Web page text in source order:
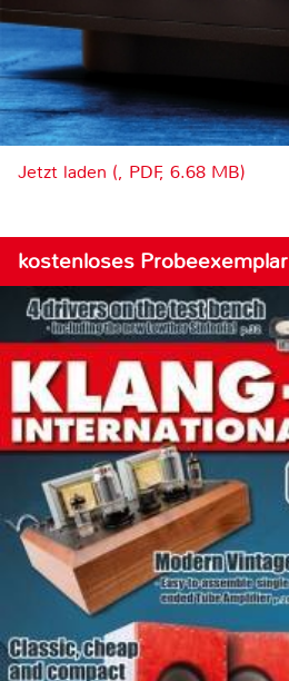
Jetzt laden (, PDF, 6.68 MB)
kostenloses Probeexemplar